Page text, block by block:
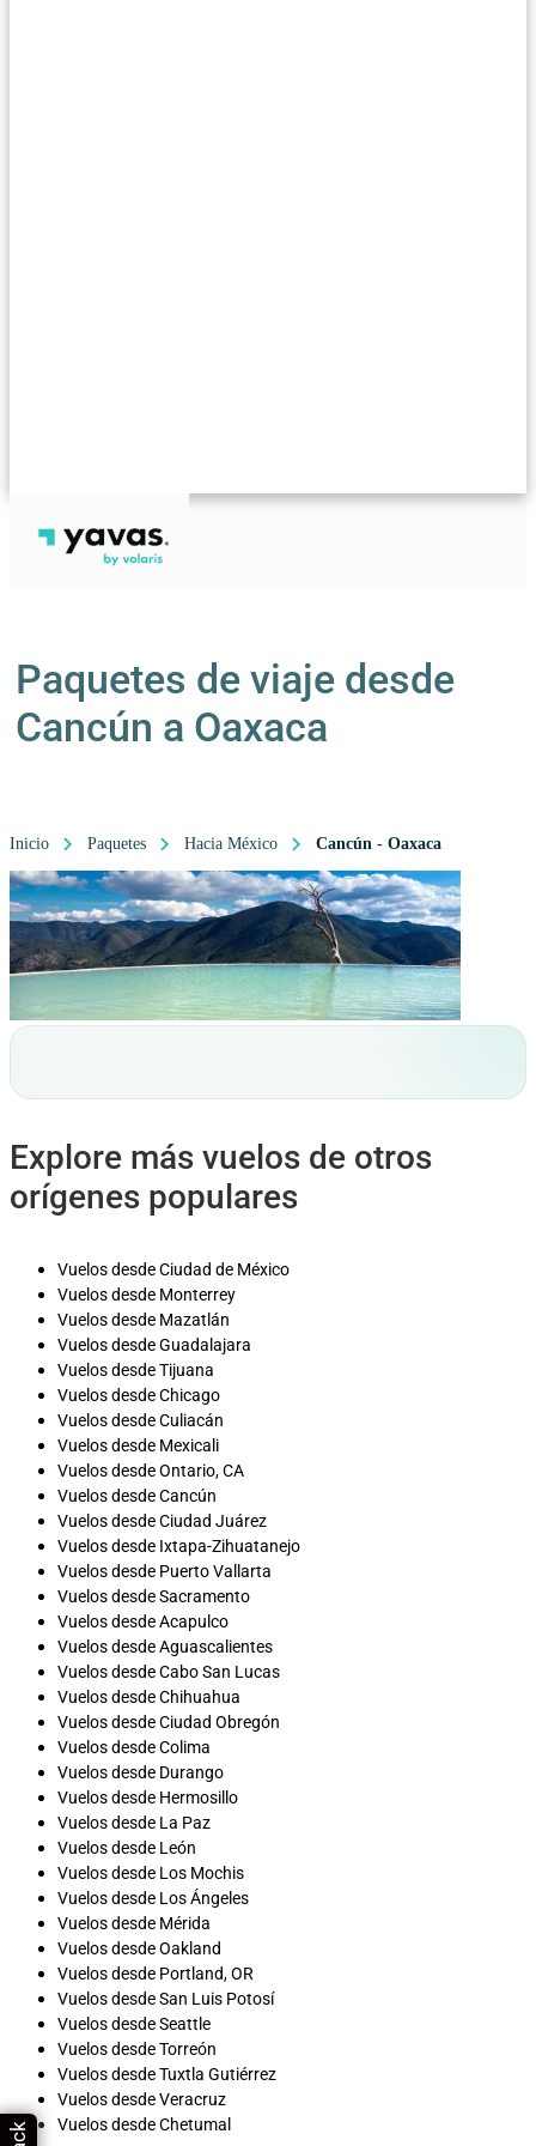
Paquetes de viaje desde
Cancún a Oaxaca
Inicio Paquetes Hacia México Cancún - Oaxaca
Explore más vuelos de otros
orígenes populares
Vuelos desde Ciudad de México
Vuelos desde Monterrey
Vuelos desde Mazatlán
Vuelos desde Guadalajara
Vuelos desde Tijuana
Vuelos desde Chicago
Vuelos desde Culiacán
Vuelos desde Mexicali
Vuelos desde Ontario, CA
Vuelos desde Cancún
Vuelos desde Ciudad Juárez
Vuelos desde Ixtapa-Zihuatanejo
Vuelos desde Puerto Vallarta
Vuelos desde Sacramento
Vuelos desde Acapulco
Vuelos desde Aguascalientes
Vuelos desde Cabo San Lucas
Vuelos desde Chihuahua
Vuelos desde Ciudad Obregón
Vuelos desde Colima
Vuelos desde Durango
Vuelos desde Hermosillo
Vuelos desde La Paz
Vuelos desde León
Vuelos desde Los Mochis
Vuelos desde Los Ángeles
Vuelos desde Mérida
Vuelos desde Oakland
Vuelos desde Portland, OR
Vuelos desde San Luis Potosí
Vuelos desde Seattle
Vuelos desde Torreón
Vuelos desde Tuxtla Gutiérrez
Vuelos desde Veracruz
Vuelos desde Chetumal